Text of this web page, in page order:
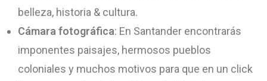
belleza, historia & cultura.
Cámara fotográfica: En Santander encontrarás
imponentes paisajes, hermosos pueblos
coloniales y muchos motivos para que en un click